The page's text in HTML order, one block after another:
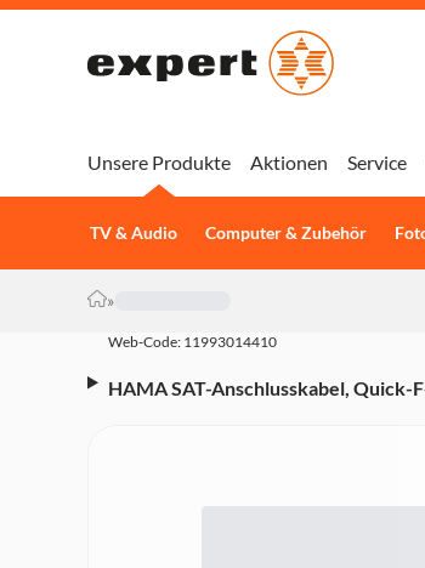
Unsere Produkte
TV & Audio Computer & Zubehör
Aktionen Service
»
Web-Code: 11993014410
HAMA SAT-Anschlusskabel, Quick-